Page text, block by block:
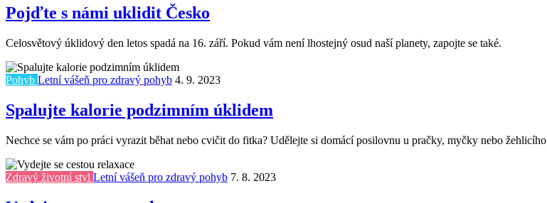
Pojďte s námi uklidit Česko
Celosvětový úklidový den letos spadá na 16. září. Pokud vám není lhostejný osud naší planety, zapojte se také.
Pohyb Letní vášeň pro zdravý pohyb 4. 9. 2023
Spalujte kalorie podzimním úklidem
Nechce se vám po práci vyrazit běhat nebo cvičit do fitka? Udělejte si domácí posilovnu u pračky, myčky nebo
Zdravý životní styl Letní vášeň pro zdravý pohyb 7. 8. 2023